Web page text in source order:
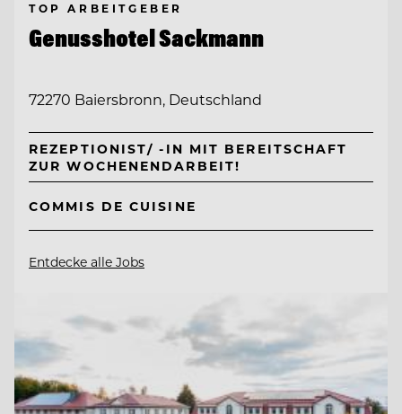
TOP ARBEITGEBER
Genusshotel Sackmann
72270 Baiersbronn, Deutschland
REZEPTIONIST/ -IN MIT BEREITSCHAFT
ZUR WOCHENENDARBEIT!
COMMIS DE CUISINE
Entdecke alle Jobs